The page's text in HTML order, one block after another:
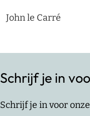
John le Carré
Schrijf je in
Schrijf je in voor